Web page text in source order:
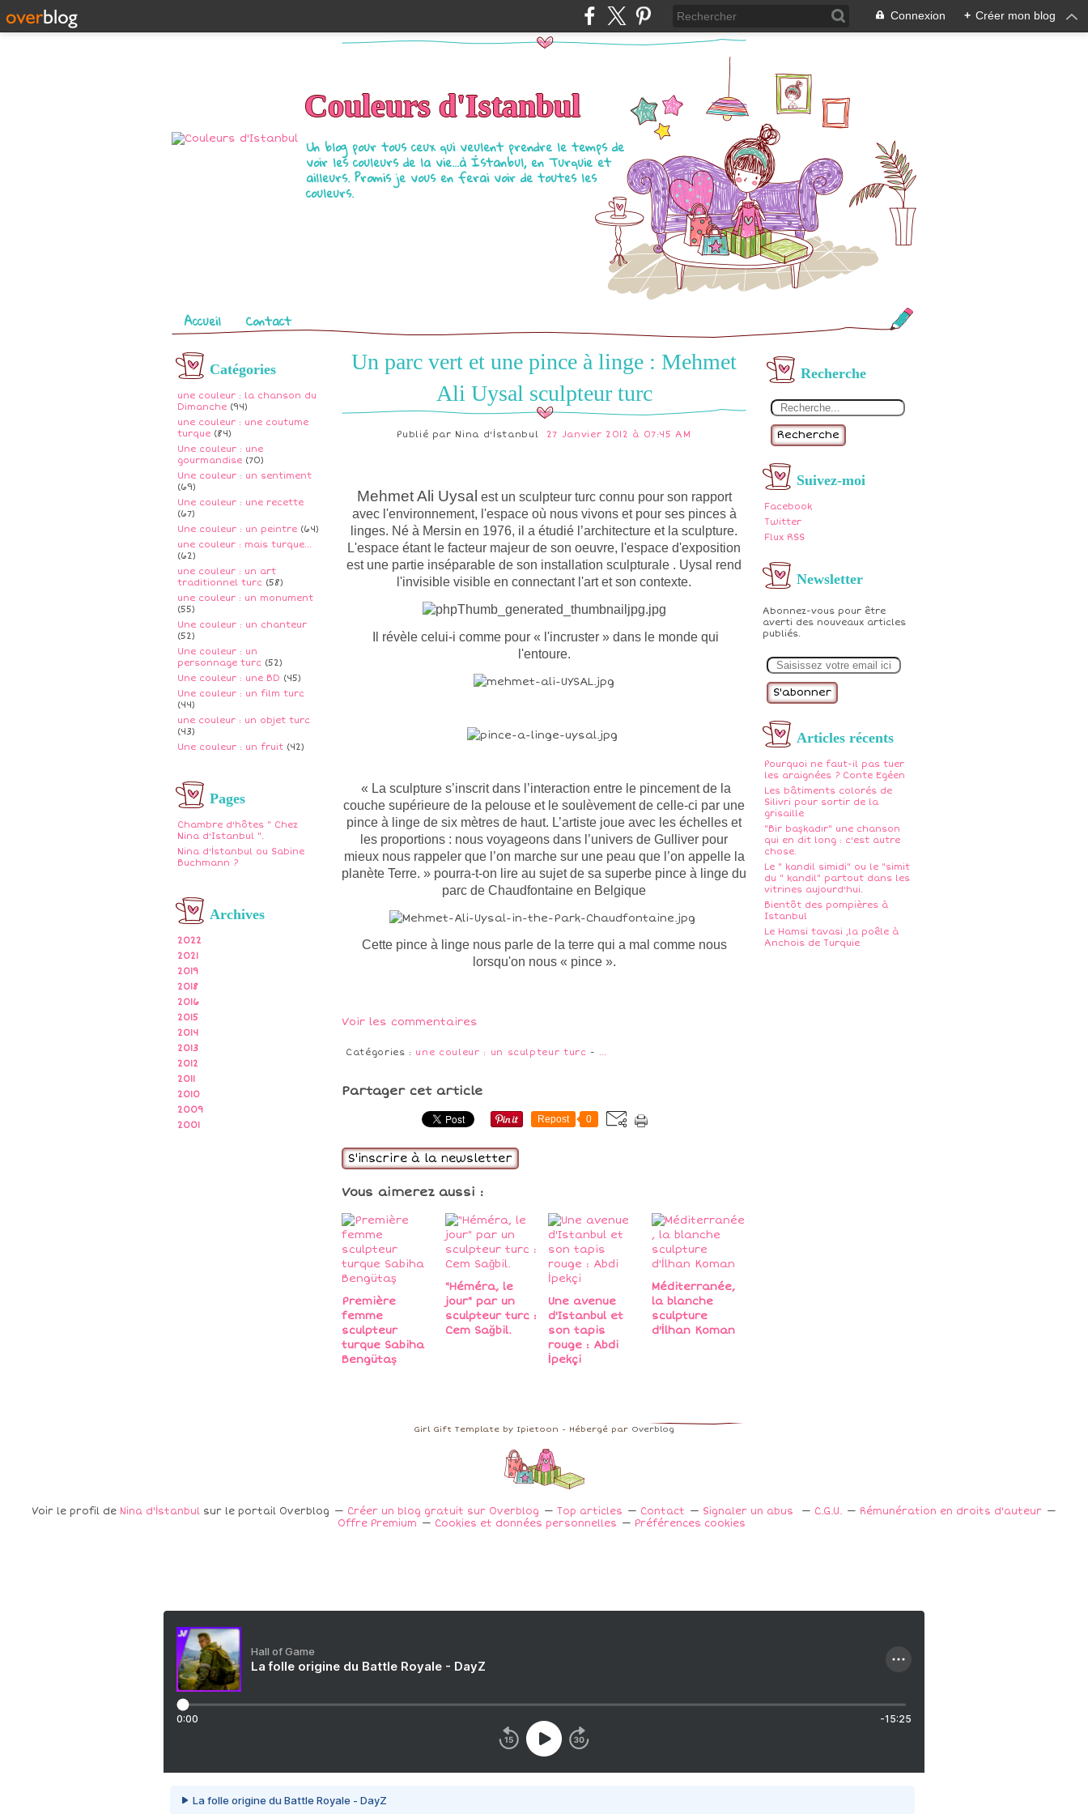
Connexion + Créer mon blog
Couleurs d'Istanbul
Un blog pour tous ceux qui veulent prendre le temps de
voir les couleurs de la vie...à İstanbul, en Turquie et
ailleurs. Promis je vous en ferai voir de toutes les
couleurs.
Pages
Accueil Contact
Catégories
une couleur : la chanson du
Dimanche (94)
une couleur : une coutume
turque (84)
Une couleur : une
gourmandise (70)
Une couleur : un sentiment
(69)
Une couleur : une recette
(67)
Une couleur : un peintre (64)
une couleur : mais turque...
(62)
une couleur : un art
traditionnel turc (58)
une couleur : un monument
(55)
Une couleur : un chanteur
(52)
Une couleur : un
personnage turc (52)
Une couleur : une BD (45)
Une couleur : un film turc
(44)
une couleur : un objet turc
(43)
Une couleur : un fruit (42)
Pages
Chambre d'hôtes " Chez
Nina d'Istanbul ".
Nina d'İstanbul ou Sabine
Buchmann ?
Archives
2022
2021
2019
2018
2016
2015
2014
2013
2012
2011
2010
2009
2001
Recherche
Recherche
Suivez-moi
Facebook
Twitter
Flux RSS
Newsletter
Abonnez-vous pour être
averti des nouveaux articles
publiés.
m
Articles récents
Pourquoi ne faut-il pas tuer
les araignées ? Conte Egéen
Les bâtiments colorés de
Silivri pour sortir de la
grisaille
"Bir başkadır" une chanson
qui en dit long : c'est autre
chose.
Le " kandil simidi" ou le "simit
du " kandil" partout dans les
vitrines aujourd'hui.
Bientôt des pompières à
Istanbul
Le Hamsi tavasi ,la poêle à
Anchois de Turquie
Un parc vert et une pince à linge : Mehmet
Ali Uysal sculpteur turc
Publié par Nina d'İstanbul 27 Janvier 2012 à 07:45 AM
Mehmet Ali Uysal est un sculpteur turc connu pour son rapport
avec l'environnement, l'espace où nous vivons et pour ses pinces à
linges. Né à Mersin en 1976, il a étudié l’architecture et la sculpture.
L'espace étant le facteur majeur de son oeuvre, l'espace d'exposition
est une partie inséparable de son installation sculpturale . Uysal rend
l'invisible visible en connectant l'art et son contexte.
Il révèle celui-i comme pour « l'incruster » dans le monde qui
l'entoure.
« La sculpture s’inscrit dans l’interaction entre le pincement de la
couche supérieure de la pelouse et le soulèvement de celle-ci par une
pince à linge de six mètres de haut. L’artiste joue avec les échelles et
les proportions : nous voyageons dans l’univers de Gulliver pour
mieux nous rappeler que l’on marche sur une peau que l’on appelle la
planète Terre. » pourra-t-on lire au sujet de sa superbe pince à linge du
parc de Chaudfontaine en Belgique
Cette pince à linge nous parle de la terre qui a mal comme nous
lorsqu'on nous « pince ».
Voir les commentaires
Catégories : une couleur : un sculpteur turc - …
Partager cet article
Repost 0
S'inscrire à la newsletter
Vous aimerez aussi :
Première
femme
sculpteur
turque Sabiha
Bengütaş
"Héméra, le
jour" par un
sculpteur turc :
Cem Sağbil.
Une avenue
d'Istanbul et
son tapis
rouge : Abdi
İpekçi
Méditerranée,
la blanche
sculpture
d'İlhan Koman
Girl Gift Template by Ipietoon - Hébergé par Overblog
Voir le profil de Nina d'İstanbul sur le portail Overblog Créer un blog gratuit sur Overblog Top articles Contact Signaler un abus C.G.U.
Rémunération en droits d'auteur
Offre Premium
Cookies et données personnelles Préférences cookies
Hall of Game
La folle origine du Battle Royale - DayZ
0:00 -15:25
La folle origine du Battle Royale - DayZ